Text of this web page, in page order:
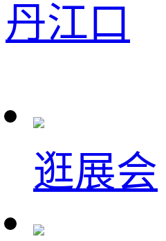
丹江口
逛展会